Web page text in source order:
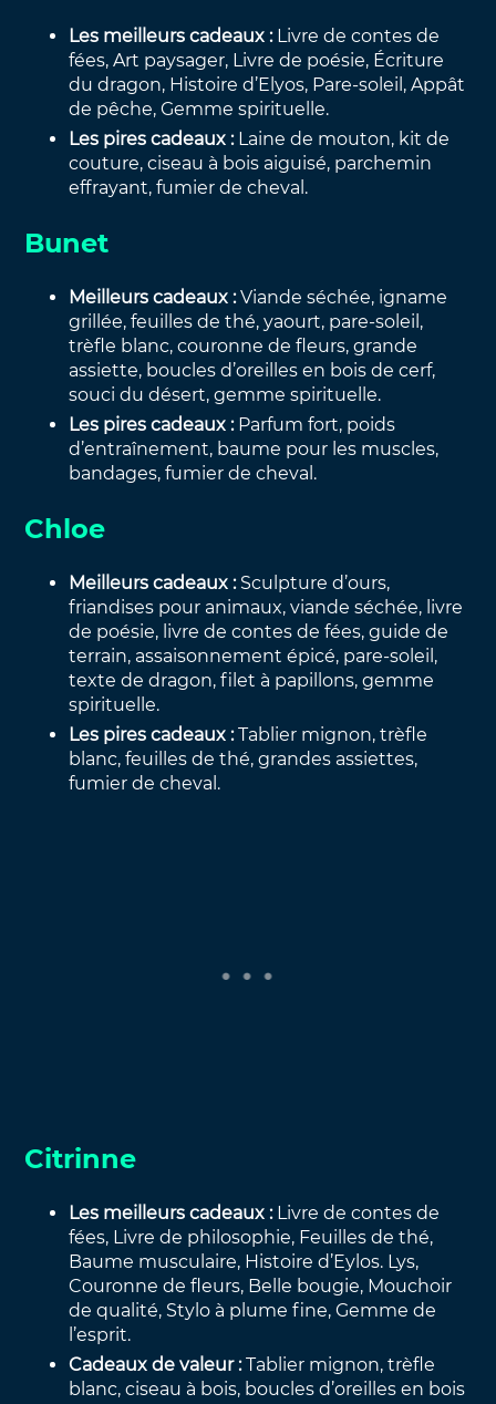
Les meilleurs cadeaux : Livre de contes de
fées, Art paysager, Livre de poésie, Écriture
du dragon, Histoire d’Elyos, Pare-soleil, Appât
de pêche, Gemme spirituelle.
Les pires cadeaux : Laine de mouton, kit de
couture, ciseau à bois aiguisé, parchemin
effrayant, fumier de cheval.
Bunet
Meilleurs cadeaux :Viande séchée, igname
grillée, feuilles de thé, yaourt, pare-soleil,
trèfle blanc, couronne de fleurs, grande
assiette, boucles d’oreilles en bois de cerf,
souci du désert, gemme spirituelle.
Les pires cadeaux : Parfum fort, poids
d’entraînement, baume pour les muscles,
bandages, fumier de cheval.
Chloe
Meilleurs cadeaux : Sculpture d’ours,
friandises pour animaux, viande séchée, livre
de poésie, livre de contes de fées, guide de
terrain, assaisonnement épicé, pare-soleil,
texte de dragon, filet à papillons, gemme
spirituelle.
Les pires cadeaux :Tablier mignon, trèfle
blanc, feuilles de thé, grandes assiettes,
fumier de cheval.
Citrinne
Les meilleurs cadeaux : Livre de contes de
fées, Livre de philosophie, Feuilles de thé,
Baume musculaire, Histoire d’Eylos. Lys,
Couronne de fleurs, Belle bougie, Mouchoir
de qualité, Stylo à plume fine, Gemme de
l’esprit.
Cadeaux de valeur :Tablier mignon, trèfle
blanc, ciseau à bois, boucles d’oreilles en bois